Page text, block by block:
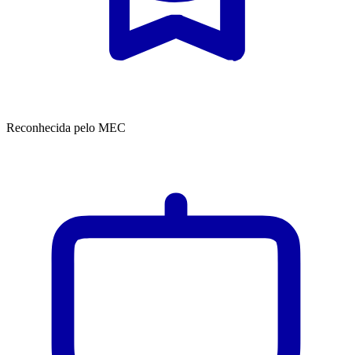
Reconhecida pelo MEC